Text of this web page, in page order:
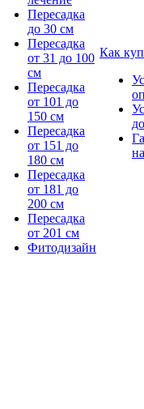
Пересадка
до 30 см
Пересадка
от 31 до 100
см
Пересадка
от 101 до
150 см
Пересадка
от 151 до
180 см
Пересадка
от 181 до
200 см
Пересадка
от 201 см
Фитодизайн
Как